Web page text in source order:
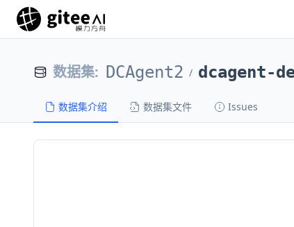
数据集: DCAgent2 / dcagent-
数据集介绍 数据集文件 Issues